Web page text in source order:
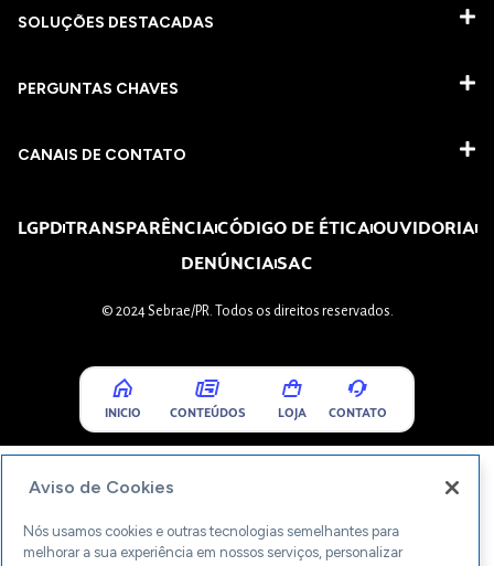
SOLUÇÕES DESTACADAS
PERGUNTAS CHAVES​
CANAIS DE CONTATO
LGPDTRANSPARÊNCIACÓDIGO DE ÉTICAOUVIDORIA
DENÚNCIASAC
© 2024 Sebrae/PR. Todos os direitos reservados.
INICIO CONTEÚDOS LOJA CONTATO
Aviso de Cookies
Nós usamos cookies e outras tecnologias semelhantes para
melhorar a sua experiência em nossos serviços, personalizar